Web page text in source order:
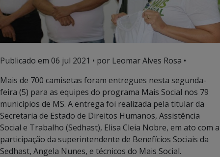
Publicado em 06 jul 2021 • por Leomar Alves Rosa •
Mais de 700 camisetas foram entregues nesta segunda-
feira (5) para as equipes do programa Mais Social nos 79
municípios de MS. A entrega foi realizada pela titular da
Secretaria de Estado de Direitos Humanos, Assistência
Social e Trabalho (Sedhast), Elisa Cleia Nobre, em ato com a
participação da superintendente de Benefícios Sociais da
Sedhast, Angela Nunes, e técnicos do Mais Social.